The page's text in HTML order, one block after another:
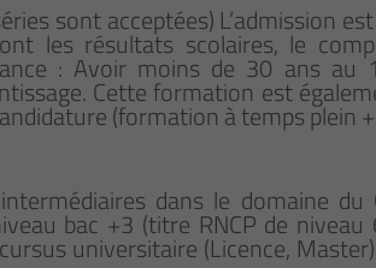
sont acceptées) L’admission
les résultats scolaires, le
: Avoir moins de 30 ans au
Cette formation est
(formation à temps plein
dans le domaine du
bac +3 (titre RNCP de
universitaire (Licence,